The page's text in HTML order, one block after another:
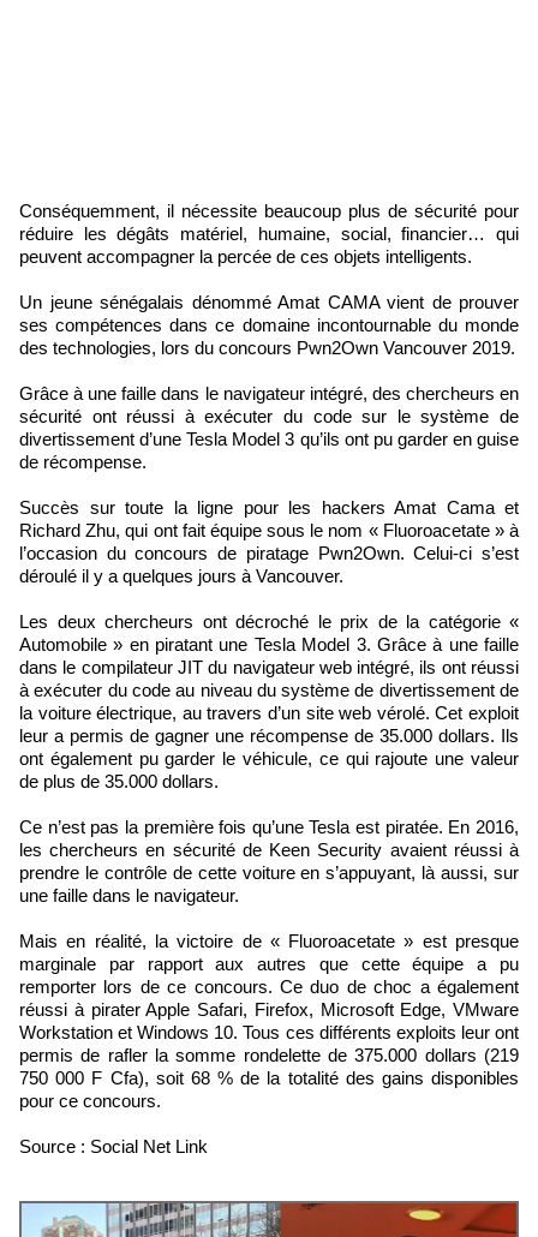
Conséquemment, il nécessite beaucoup plus de sécurité pour
réduire les dégâts matériel, humaine, social, financier… qui
peuvent accompagner la percée de ces objets intelligents.
Un jeune sénégalais dénommé Amat CAMA vient de prouver
ses compétences dans ce domaine incontournable du monde
des technologies, lors du concours Pwn2Own Vancouver 2019.
Grâce à une faille dans le navigateur intégré, des chercheurs en
sécurité ont réussi à exécuter du code sur le système de
divertissement d’une Tesla Model 3 qu’ils ont pu garder en guise
de récompense.
Succès sur toute la ligne pour les hackers Amat Cama et
Richard Zhu, qui ont fait équipe sous le nom « Fluoroacetate » à
l’occasion du concours de piratage Pwn2Own. Celui-ci s’est
déroulé il y a quelques jours à Vancouver.
Les deux chercheurs ont décroché le prix de la catégorie «
Automobile » en piratant une Tesla Model 3. Grâce à une faille
dans le compilateur JIT du navigateur web intégré, ils ont réussi
à exécuter du code au niveau du système de divertissement de
la voiture électrique, au travers d’un site web vérolé. Cet exploit
leur a permis de gagner une récompense de 35.000 dollars. Ils
ont également pu garder le véhicule, ce qui rajoute une valeur
de plus de 35.000 dollars.
Ce n’est pas la première fois qu’une Tesla est piratée. En 2016,
les chercheurs en sécurité de Keen Security avaient réussi à
prendre le contrôle de cette voiture en s’appuyant, là aussi, sur
une faille dans le navigateur.
Mais en réalité, la victoire de « Fluoroacetate » est presque
marginale par rapport aux autres que cette équipe a pu
remporter lors de ce concours. Ce duo de choc a également
réussi à pirater Apple Safari, Firefox, Microsoft Edge, VMware
Workstation et Windows 10. Tous ces différents exploits leur ont
permis de rafler la somme rondelette de 375.000 dollars (219
750 000 F Cfa), soit 68 % de la totalité des gains disponibles
pour ce concours.
Source : Social Net Link